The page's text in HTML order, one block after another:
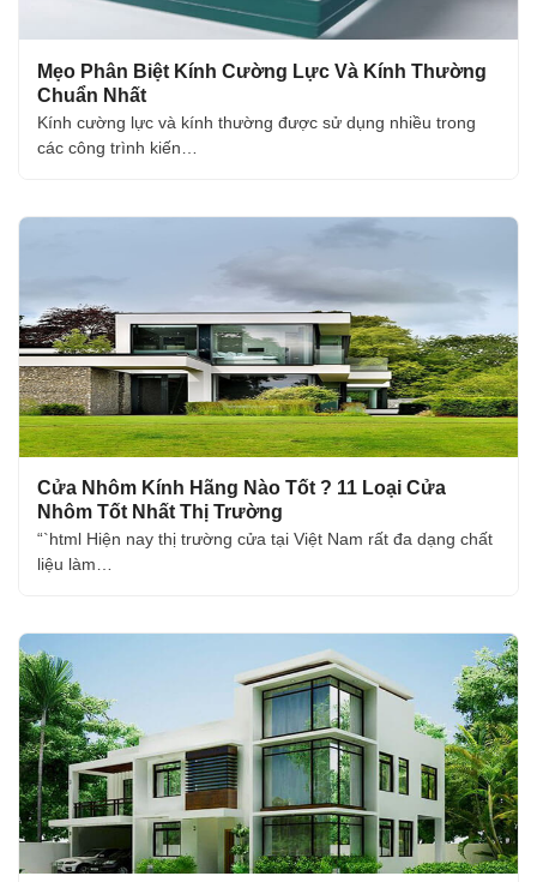
Mẹo Phân Biệt Kính Cường Lực Và Kính Thường
Chuẩn Nhất
Kính cường lực và kính thường được sử dụng nhiều trong
các công trình kiến…
Cửa Nhôm Kính Hãng Nào Tốt ? 11 Loại Cửa
Nhôm Tốt Nhất Thị Trường
“`html Hiện nay thị trường cửa tại Việt Nam rất đa dạng chất
liệu làm…